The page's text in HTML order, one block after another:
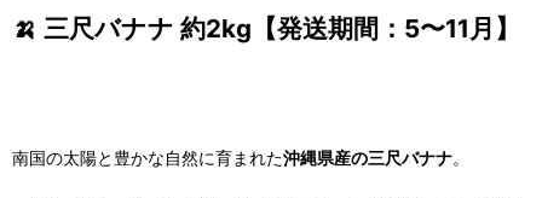
🍌 三尺バナナ 約2kg【発送期間：5〜11月】
南国の太陽と豊かな自然に育まれた沖縄県産の三尺バナナ。